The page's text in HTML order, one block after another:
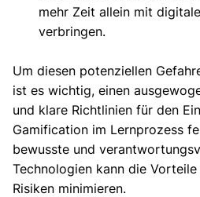
mehr Zeit allein mit
verbringen.
Um diesen potenziellen
ist es wichtig, einen
und klare Richtlinien für den
Gamification im Lernprozess
bewusste und
Technologien kann die
Risiken minimieren.